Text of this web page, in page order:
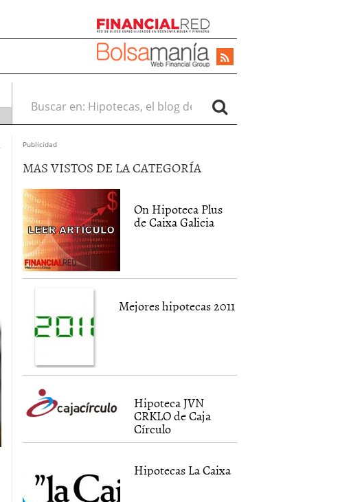
Buscar en:
Publicidad
MAS VISTOS DE LA CATEGORÍA
On Hipoteca Plus
de Caixa Galicia
Mejores hipotecas 2011
Hipoteca JVN
CRKLO de Caja
Círculo
Hipotecas La Caixa